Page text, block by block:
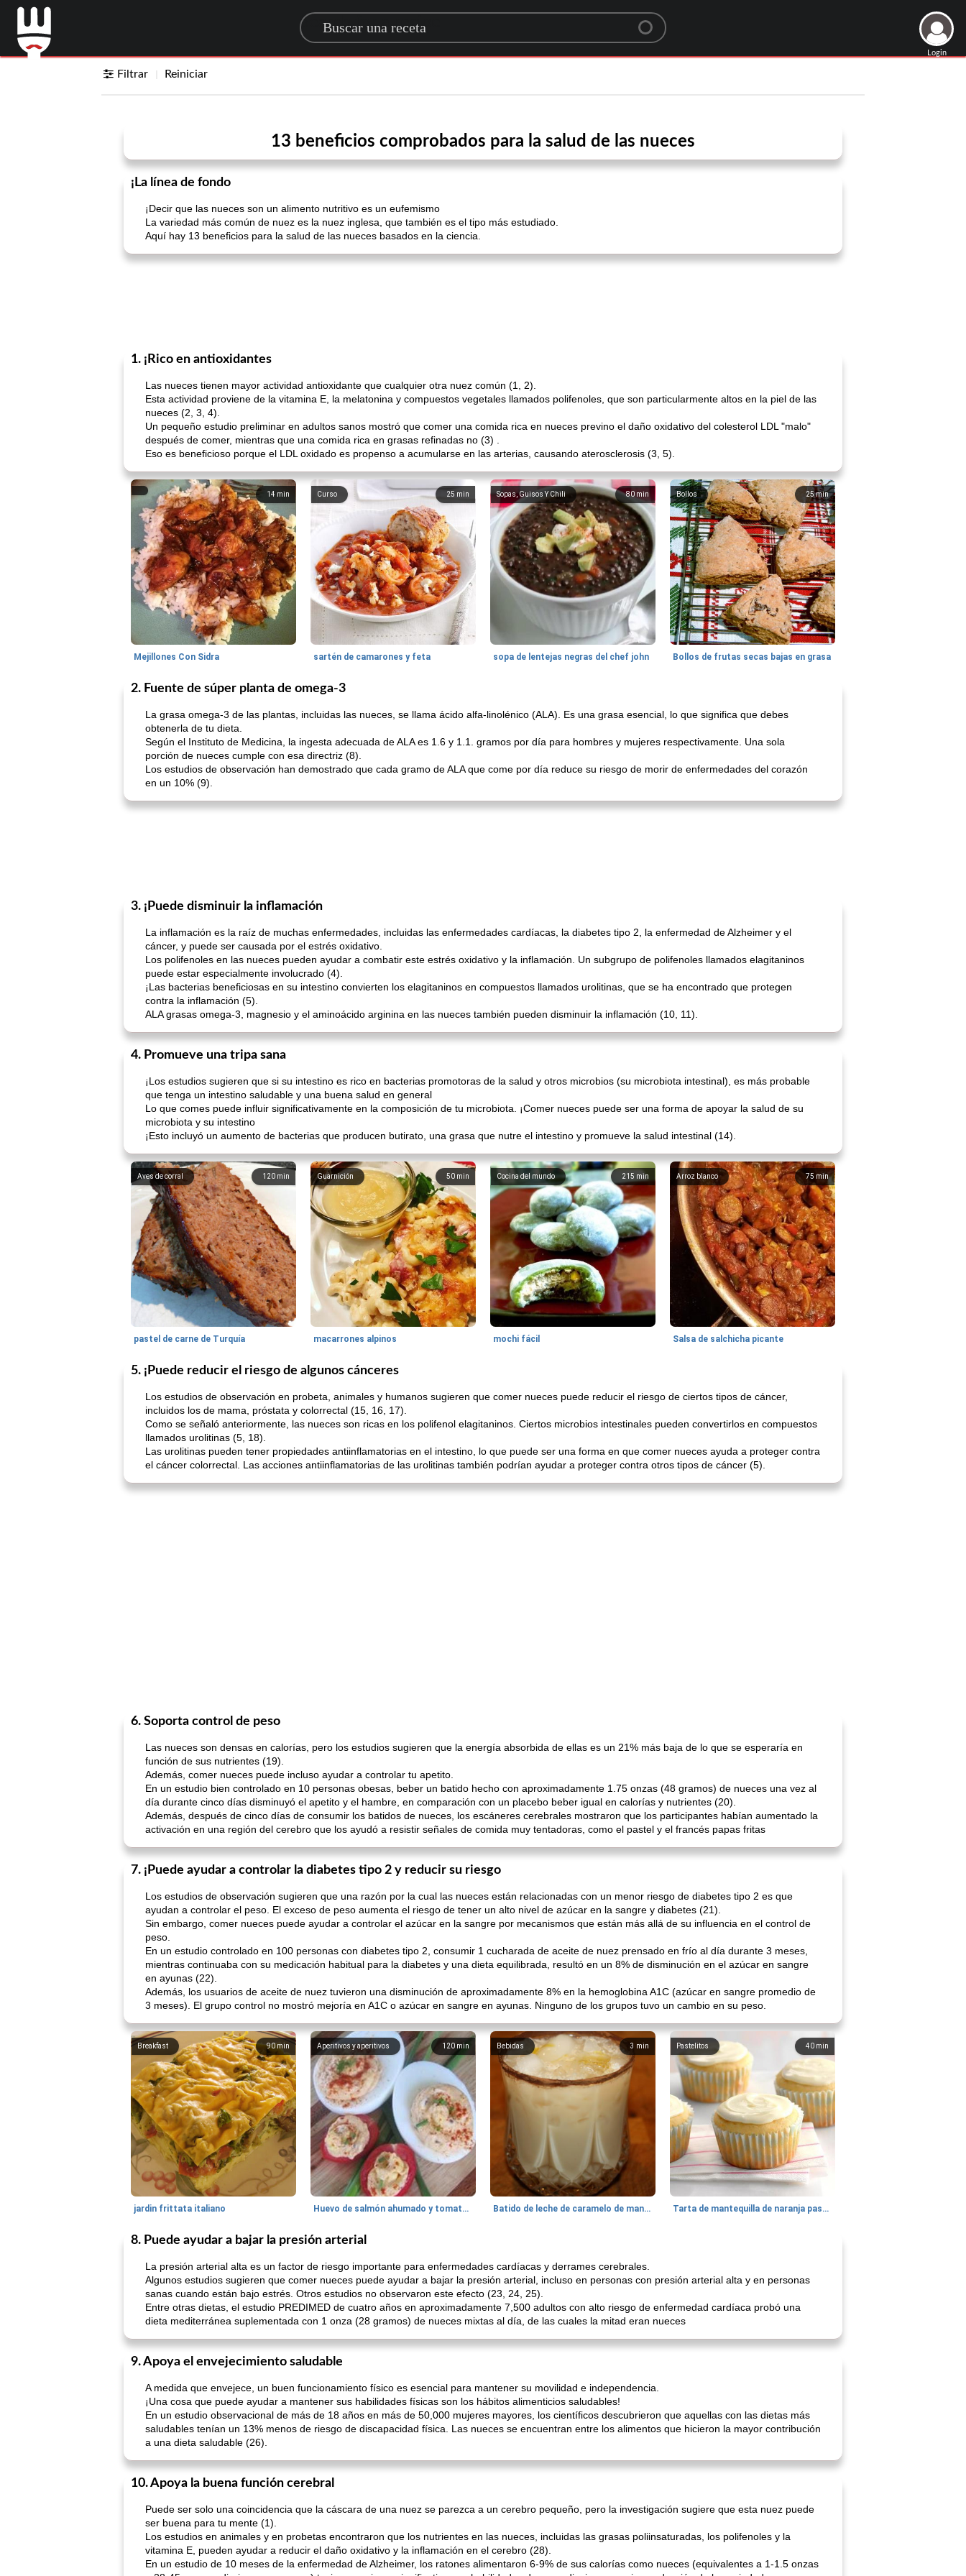
Search for a recipe
Login
Filtrar Reiniciar
13 beneficios comprobados para la salud de las nueces
¡La línea de fondo
¡Decir que las nueces son un alimento nutritivo es un eufemismo
La variedad más común de nuez es la nuez inglesa, que también es el tipo más estudiado.
Aquí hay 13 beneficios para la salud de las nueces basados ​​en la ciencia.
1. ¡Rico en antioxidantes
Las nueces tienen mayor actividad antioxidante que cualquier otra nuez común (1, 2).
Esta actividad proviene de la vitamina E, la melatonina y compuestos vegetales llamados polifenoles, que son particularmente altos en la piel de las
nueces (2, 3, 4).
Un pequeño estudio preliminar en adultos sanos mostró que comer una comida rica en nueces previno el daño oxidativo del colesterol LDL "malo"
después de comer, mientras que una comida rica en grasas refinadas no (3) .
Eso es beneficioso porque el LDL oxidado es propenso a acumularse en las arterias, causando aterosclerosis (3, 5).
14 min
Mejillones Con Sidra
25 min
Curso
sartén de camarones y feta
80 min
Sopas, Guisos Y Chili
sopa de lentejas negras del chef john
25min
Bollos
Bollos de frutas secas bajas en grasa
2. Fuente de súper planta de omega-3
La grasa omega-3 de las plantas, incluidas las nueces, se llama ácido alfa-linolénico (ALA). Es una grasa esencial, lo que significa que debes
obtenerla de tu dieta.
Según el Instituto de Medicina, la ingesta adecuada de ALA es 1.6 y 1.1. gramos por día para hombres y mujeres respectivamente. Una sola
porción de nueces cumple con esa directriz (8).
Los estudios de observación han demostrado que cada gramo de ALA que come por día reduce su riesgo de morir de enfermedades del corazón
en un 10% (9).
3. ¡Puede disminuir la inflamación
La inflamación es la raíz de muchas enfermedades, incluidas las enfermedades cardíacas, la diabetes tipo 2, la enfermedad de Alzheimer y el
cáncer, y puede ser causada por el estrés oxidativo.
Los polifenoles en las nueces pueden ayudar a combatir este estrés oxidativo y la inflamación. Un subgrupo de polifenoles llamados elagitaninos
puede estar especialmente involucrado (4).
¡Las bacterias beneficiosas en su intestino convierten los elagitaninos en compuestos llamados urolitinas, que se ha encontrado que protegen
contra la inflamación (5).
ALA grasas omega-3, magnesio y el aminoácido arginina en las nueces también pueden disminuir la inflamación (10, 11).
4. Promueve una tripa sana
¡Los estudios sugieren que si su intestino es rico en bacterias promotoras de la salud y otros microbios (su microbiota intestinal), es más probable
que tenga un intestino saludable y una buena salud en general
Lo que comes puede influir significativamente en la composición de tu microbiota. ¡Comer nueces puede ser una forma de apoyar la salud de su
microbiota y su intestino
¡Esto incluyó un aumento de bacterias que producen butirato, una grasa que nutre el intestino y promueve la salud intestinal (14).
120 min
Aves de corral
pastel de carne de Turquía
50 min
Guarnición
macarrones alpinos
215 min
Cocina del mundo
mochi fácil
75 min
Arroz blanco
Salsa de salchicha picante
5. ¡Puede reducir el riesgo de algunos cánceres
Los estudios de observación en probeta, animales y humanos sugieren que comer nueces puede reducir el riesgo de ciertos tipos de cáncer,
incluidos los de mama, próstata y colorrectal (15, 16, 17).
Como se señaló anteriormente, las nueces son ricas en los polifenol elagitaninos. Ciertos microbios intestinales pueden convertirlos en compuestos
llamados urolitinas (5, 18).
Las urolitinas pueden tener propiedades antiinflamatorias en el intestino, lo que puede ser una forma en que comer nueces ayuda a proteger contra
el cáncer colorrectal. Las acciones antiinflamatorias de las urolitinas también podrían ayudar a proteger contra otros tipos de cáncer (5).
6. Soporta control de peso
Las nueces son densas en calorías, pero los estudios sugieren que la energía absorbida de ellas es un 21% más baja de lo que se esperaría en
función de sus nutrientes (19).
Además, comer nueces puede incluso ayudar a controlar tu apetito.
En un estudio bien controlado en 10 personas obesas, beber un batido hecho con aproximadamente 1.75 onzas (48 gramos) de nueces una vez al
día durante cinco días disminuyó el apetito y el hambre, en comparación con un placebo beber igual en calorías y nutrientes (20).
Además, después de cinco días de consumir los batidos de nueces, los escáneres cerebrales mostraron que los participantes habían aumentado la
activación en una región del cerebro que los ayudó a resistir señales de comida muy tentadoras, como el pastel y el francés papas fritas
7. ¡Puede ayudar a controlar la diabetes tipo 2 y reducir su riesgo
Los estudios de observación sugieren que una razón por la cual las nueces están relacionadas con un menor riesgo de diabetes tipo 2 es que
ayudan a controlar el peso. El exceso de peso aumenta el riesgo de tener un alto nivel de azúcar en la sangre y diabetes (21).
Sin embargo, comer nueces puede ayudar a controlar el azúcar en la sangre por mecanismos que están más allá de su influencia en el control de
peso.
En un estudio controlado en 100 personas con diabetes tipo 2, consumir 1 cucharada de aceite de nuez prensado en frío al día durante 3 meses,
mientras continuaba con su medicación habitual para la diabetes y una dieta equilibrada, resultó en un 8% de disminución en el azúcar en sangre
en ayunas (22).
Además, los usuarios de aceite de nuez tuvieron una disminución de aproximadamente 8% en la hemoglobina A1C (azúcar en sangre promedio de
3 meses). El grupo control no mostró mejoría en A1C o azúcar en sangre en ayunas. Ninguno de los grupos tuvo un cambio en su peso.
90min
Breakfast
jardin frittata italiano
120 min
Aperitivos y aperitivos
Huevo de salmón ahumado y tomates rellenos.
3 min
Bebidas
Batido de leche de caramelo de mantequilla (alcohólico)
40 min
Pastelitos
Tarta de mantequilla de naranja pasada de moda
8. Puede ayudar a bajar la presión arterial
La presión arterial alta es un factor de riesgo importante para enfermedades cardíacas y derrames cerebrales.
Algunos estudios sugieren que comer nueces puede ayudar a bajar la presión arterial, incluso en personas con presión arterial alta y en personas
sanas cuando están bajo estrés. Otros estudios no observaron este efecto (23, 24, 25).
Entre otras dietas, el estudio PREDIMED de cuatro años en aproximadamente 7,500 adultos con alto riesgo de enfermedad cardíaca probó una
dieta mediterránea suplementada con 1 onza (28 gramos) de nueces mixtas al día, de las cuales la mitad eran nueces
9. Apoya el envejecimiento saludable
A medida que envejece, un buen funcionamiento físico es esencial para mantener su movilidad e independencia.
¡Una cosa que puede ayudar a mantener sus habilidades físicas son los hábitos alimenticios saludables!
En un estudio observacional de más de 18 años en más de 50,000 mujeres mayores, los científicos descubrieron que aquellas con las dietas más
saludables tenían un 13% menos de riesgo de discapacidad física. Las nueces se encuentran entre los alimentos que hicieron la mayor contribución
a una dieta saludable (26).
10. Apoya la buena función cerebral
Puede ser solo una coincidencia que la cáscara de una nuez se parezca a un cerebro pequeño, pero la investigación sugiere que esta nuez puede
ser buena para tu mente (1).
Los estudios en animales y en probetas encontraron que los nutrientes en las nueces, incluidas las grasas poliinsaturadas, los polifenoles y la
vitamina E, pueden ayudar a reducir el daño oxidativo y la inflamación en el cerebro (28).
En un estudio de 10 meses de la enfermedad de Alzheimer, los ratones alimentaron 6-9% de sus calorías como nueces (equivalentes a 1-1.5 onzas